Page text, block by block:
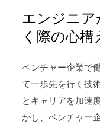
エンジニ
く際の心構
ベンチャー企業で
て一歩先を行く技
とキャリアを加速
かし、ベンチャー